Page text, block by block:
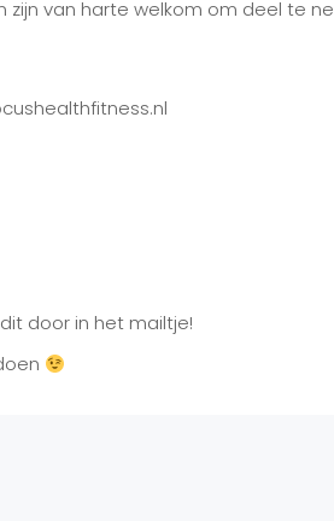
van harte welkom om deel te
door in het mailtje!